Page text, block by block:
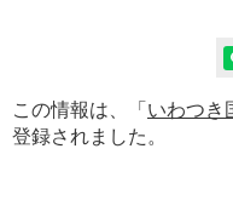
この情報は、「 いわつき
登録されました。